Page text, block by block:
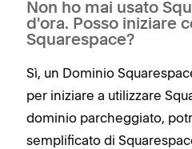
Non ho mai usato
d'ora. Posso iniziare
Squarespace?
Sì, un Dominio
per iniziare a utilizzare
dominio parcheggiato,
semplificato di